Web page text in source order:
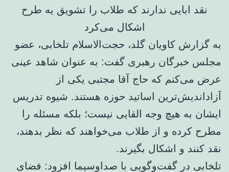
به گزارش کاویان گلد، حجت‌الاسلام تلخابی، عضو
مجلس خبرگان رهبری گفت: به عنوان شاهد عینی
عرض می‌کنم که حاج آقا مجتبی یکی از
آزاداندیش‌ترین اساتید حوزه هستند. شیوه تدریس
ایشان به هیچ وجه القایی نیست؛ بلکه مسئله را
مطرح کرده و از طلاب می‌خواهند که نظر بدهند،
نقد کنند و اشکال بگیرند.
تلخابی در گفت‌وگویی با صداوسیما افزود: فضای